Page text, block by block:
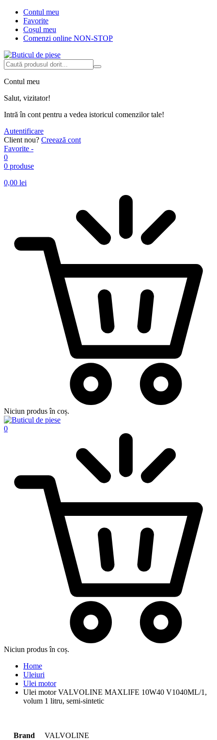
Contul meu
Favorite
Coșul meu
Comenzi online NON-STOP
Contul meu
Salut, vizitator!
Intră în cont pentru a vedea istoricul comenzilor tale!
Autentificare
Client nou? Creează cont
Favorite -
0
0 produse
0,00 lei
Niciun produs în coș.
0
Niciun produs în coș.
Home
Uleiuri
Ulei motor
Ulei motor VALVOLINE MAXLIFE 10W40 V1040ML/1,
volum 1 litru, semi-sintetic
Brand VALVOLINE